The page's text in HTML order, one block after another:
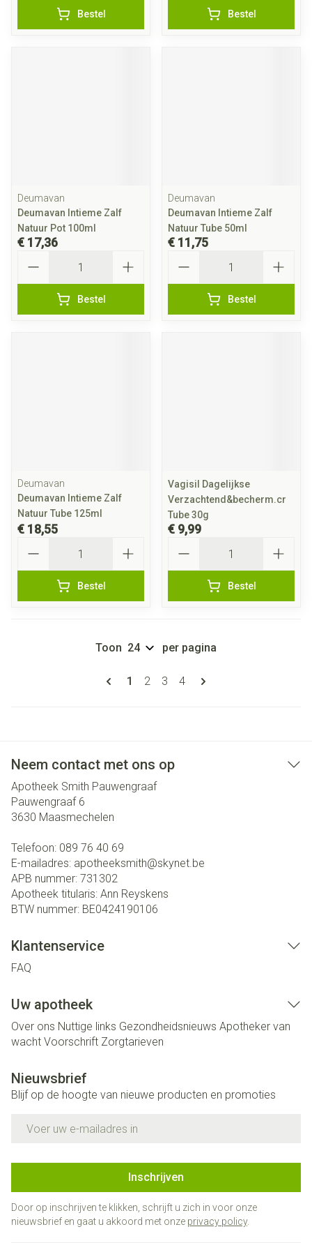
Bestel Bestel
Deumavan
Deumavan Intieme Zalf
Natuur Pot 100ml
€ 17,36
Bestel
Deumavan
Deumavan Intieme Zalf
Natuur Tube 50ml
€ 11,75
Bestel
Deumavan
Deumavan Intieme Zalf
Natuur Tube 125ml
€ 18,55
Bestel
Vagisil Dagelijkse
Verzachtend&becherm.cr
Tube 30g
€ 9,99
Bestel
Pagina's
U lees momenteel pagina
1 Pagina
2 Pagina
3 Pagina
4
Toon per pagina
Neem contact met ons op
Apotheek Smith Pauwengraaf
Pauwengraaf 6
3630 Maasmechelen
Telefoon: 089 76 40 69
E-mailadres: apotheeksmith@skynet.be
APB nummer: 731302
Apotheek titularis: Ann Reyskens
BTW nummer: BE0424190106
Klantenservice
FAQ
Uw apotheek
Over ons Nuttige links Gezondheidsnieuws Apotheker van
wacht Voorschrift Zorgtarieven
Nieuwsbrief
Blijf op de hoogte van nieuwe producten en promoties
Inschrijven
Door op inschrijven te klikken, schrijft u zich in voor onze
nieuwsbrief en gaat u akkoord met onze privacy policy.